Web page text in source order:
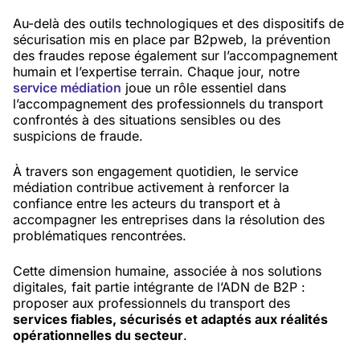
Au-delà des outils technologiques et des dispositifs de
sécurisation mis en place par B2pweb, la prévention
des fraudes repose également sur l’accompagnement
humain et l’expertise terrain. Chaque jour, notre
service médiation joue un rôle essentiel dans
l’accompagnement des professionnels du transport
confrontés à des situations sensibles ou des
suspicions de fraude.
À travers son engagement quotidien, le service
médiation contribue activement à renforcer la
confiance entre les acteurs du transport et à
accompagner les entreprises dans la résolution des
problématiques rencontrées.
Cette dimension humaine, associée à nos solutions
digitales, fait partie intégrante de l’ADN de B2P :
proposer aux professionnels du transport des
services fiables, sécurisés et adaptés aux réalités
opérationnelles du secteur.